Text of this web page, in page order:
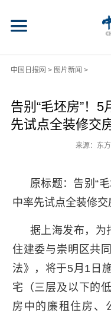
中国日报网 > 图片新闻 >
告别“毛坯房”！
先试点全装修交房
来源：东
原标题：告别“
中率先试点全装修交
据上海发布，为
住建委与崇明区共
法》，将于5月1日
宅（三层及以下的
房中的廉租住房、